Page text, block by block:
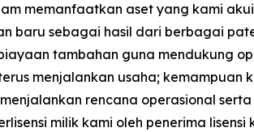
memanfaatkan aset yang kami
baru sebagai hasil dari berbagai
tambahan guna mendukung
menjalankan usaha;
rencana operasional
milik kami oleh penerima